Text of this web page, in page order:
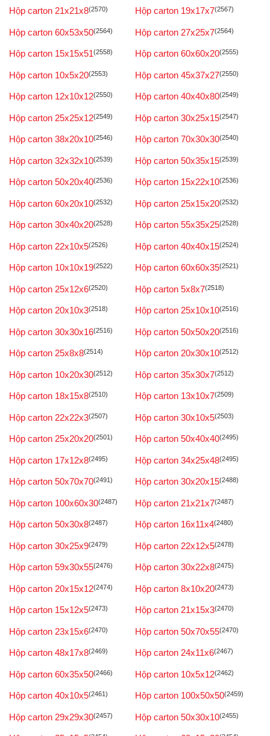
Hộp carton 21x21x8(2570) Hộp carton 19x17x7(2567)
Hộp carton 60x53x50(2564) Hộp carton 27x25x7(2564)
Hộp carton 15x15x51(2558) Hộp carton 60x60x20(2555)
Hộp carton 10x5x20(2553) Hộp carton 45x37x27(2550)
Hộp carton 12x10x12(2550) Hộp carton 40x40x80(2549)
Hộp carton 25x25x12(2549) Hộp carton 30x25x15(2547)
Hộp carton 38x20x10(2546) Hộp carton 70x30x30(2540)
Hộp carton 32x32x10(2539) Hộp carton 50x35x15(2539)
Hộp carton 50x20x40(2536) Hộp carton 15x22x10(2536)
Hộp carton 60x20x10(2532) Hộp carton 25x15x20(2532)
Hộp carton 30x40x20(2528) Hộp carton 55x35x25(2528)
Hộp carton 22x10x5(2526) Hộp carton 40x40x15(2524)
Hộp carton 10x10x19(2522) Hộp carton 60x60x35(2521)
Hộp carton 25x12x6(2520) Hộp carton 5x8x7(2518)
Hộp carton 20x10x3(2518) Hộp carton 25x10x10(2516)
Hộp carton 30x30x16(2516) Hộp carton 50x50x20(2516)
Hộp carton 25x8x8(2514) Hộp carton 20x30x10(2512)
Hộp carton 10x20x30(2512) Hộp carton 35x30x7(2512)
Hộp carton 18x15x8(2510) Hộp carton 13x10x7(2509)
Hộp carton 22x22x3(2507) Hộp carton 30x10x5(2503)
Hộp carton 25x20x20(2501) Hộp carton 50x40x40(2495)
Hộp carton 17x12x8(2495) Hộp carton 34x25x48(2495)
Hộp carton 50x70x70(2491) Hộp carton 30x20x15(2488)
Hộp carton 100x60x30(2487) Hộp carton 21x21x7(2487)
Hộp carton 50x30x8(2487) Hộp carton 16x11x4(2480)
Hộp carton 30x25x9(2479) Hộp carton 22x12x5(2478)
Hộp carton 59x30x55(2476) Hộp carton 30x22x8(2475)
Hộp carton 20x15x12(2474) Hộp carton 8x10x20(2473)
Hộp carton 15x12x5(2473) Hộp carton 21x15x3(2470)
Hộp carton 23x15x6(2470) Hộp carton 50x70x55(2470)
Hộp carton 48x17x8(2469) Hộp carton 24x11x6(2467)
Hộp carton 60x35x50(2466) Hộp carton 10x5x12(2462)
Hộp carton 40x10x5(2461) Hộp carton 100x50x50(2459)
Hộp carton 29x29x30(2457) Hộp carton 50x30x10(2455)